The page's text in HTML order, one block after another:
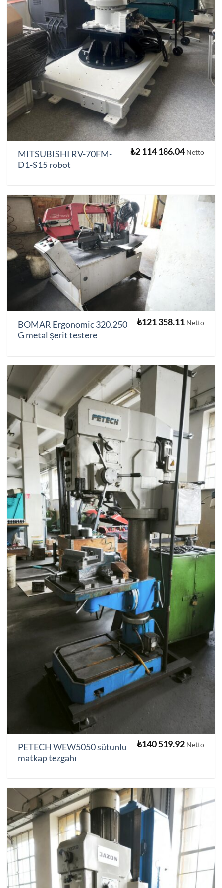
MITSUBISHI RV-70FM-
D1-S15 robot
₺2 114 186.04 Netto
BOMAR Ergonomic 320.250
G metal şerit testere
₺121 358.11 Netto
PETECH WEW5050 sütunlu
matkap tezgahı
₺140 519.92 Netto